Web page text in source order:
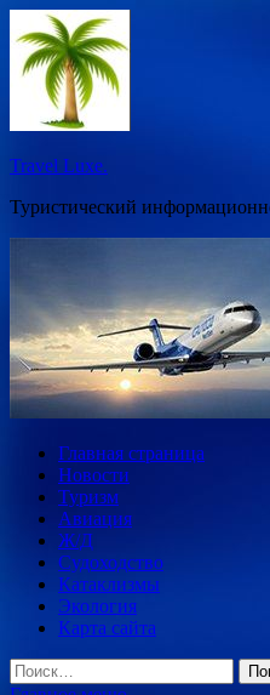
Перейти
к
содержимому
Travel Luxe.
Туристический
Главная страница
Новости
Туризм
Авиация
Ж/Д
Судоходство
Катаклизмы
Экология
Карта сайта
Найти: